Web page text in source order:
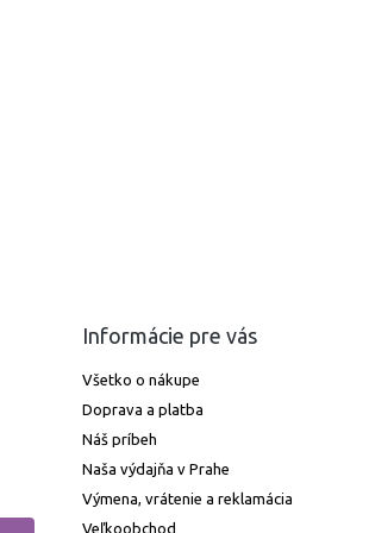
Informácie pre vás
Všetko o nákupe
Doprava a platba
Náš príbeh
Naša výdajňa v Prahe
Výmena, vrátenie a reklamácia
Veľkoobchod